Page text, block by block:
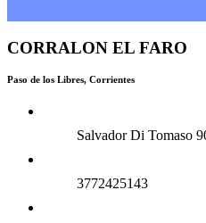
CORRALON EL FARO
Paso de los Libres, Corrientes
Salvador Di Tomaso
3772425143